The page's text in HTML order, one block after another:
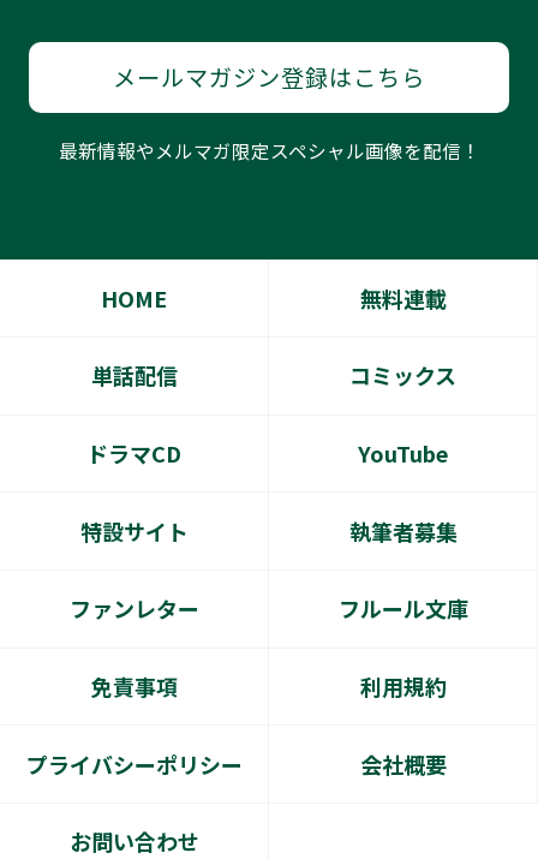
メールマガジン登録はこちら
最新情報やメルマガ限定スペシャル画像を配信！
HOME 無料連載
単話配信 コミックス
ドラマCD YouTube
特設サイト 執筆者募集
ファンレター フルール文庫
免責事項 利用規約
プライバシーポリシー 会社概要
お問い合わせ